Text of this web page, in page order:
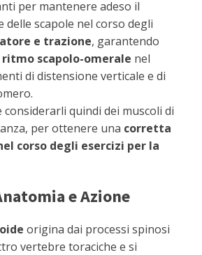
per mantenere adeso il
delle scapole nel corso degli
e trazione, garantendo
ritmo scapolo-omerale nel
di distensione verticale e di
considerarli quindi dei muscoli di
per ottenere una corretta
corso degli esercizi per la
e Azione
origina dai processi spinosi
vertebre toraciche e si